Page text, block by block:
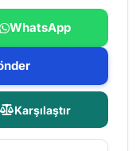
WhatsApp
Karşılaştır